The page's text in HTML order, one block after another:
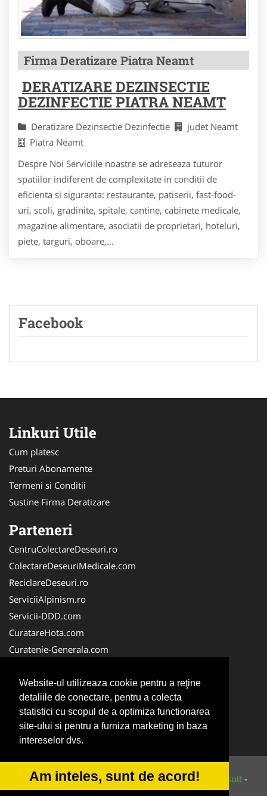
Website-ul utilizeaza cookie pentru a reţine
detaliile de conectare, pentru a colecta
statistici cu scopul de a optimiza functionarea
site-ului si pentru a furniza marketing in baza
intereselor dvs.
Am inteles, sunt de acord!
Firma Deratizare Piatra Neamt
DERATIZARE DEZINSECTIE
DEZINFECTIE PIATRA NEAMT
Deratizare Dezinsectie Dezinfectie
judet Neamt
Piatra Neamt
Despre Noi Serviciile noastre se adreseaza tuturor
spatiilor indiferent de complexitate in conditii de
eficienta si siguranta: restaurante, patiserii, fast-food-
uri, scoli, gradinite, spitale, cantine, cabinete medicale,
magazine alimentare, asociatii de proprietari, hoteluri,
piete, targuri, oboare,...
Facebook
Linkuri Utile
Cum platesc
Preturi Abonamente
Termeni si Conditii
Sustine Firma Deratizare
Parteneri
CentruColectareDeseuri.ro
ColectareDeseuriMedicale.com
ReciclareDeseuri.ro
ServiciiAlpinism.ro
Servicii-DDD.com
CuratareHota.com
Curatenie-Generala.com
Spalatorie-Covoare.com
Spalatorie-Curatatorie.ro
Spalatorie-Curatatorie.com
Servicii-Deratizare.com
© 2014-2026 Powered byVilonMedia&Tokaido Consult -